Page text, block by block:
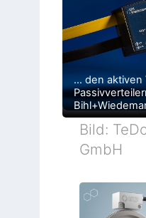
… den aktiven
Bild:
GmbH